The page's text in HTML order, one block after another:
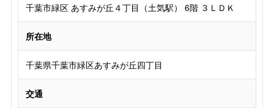
千葉市緑区 あすみが丘４丁目（土気駅） 6階 ３ＬＤＫ
所在地
千葉県千葉市緑区あすみが丘四丁目
交通